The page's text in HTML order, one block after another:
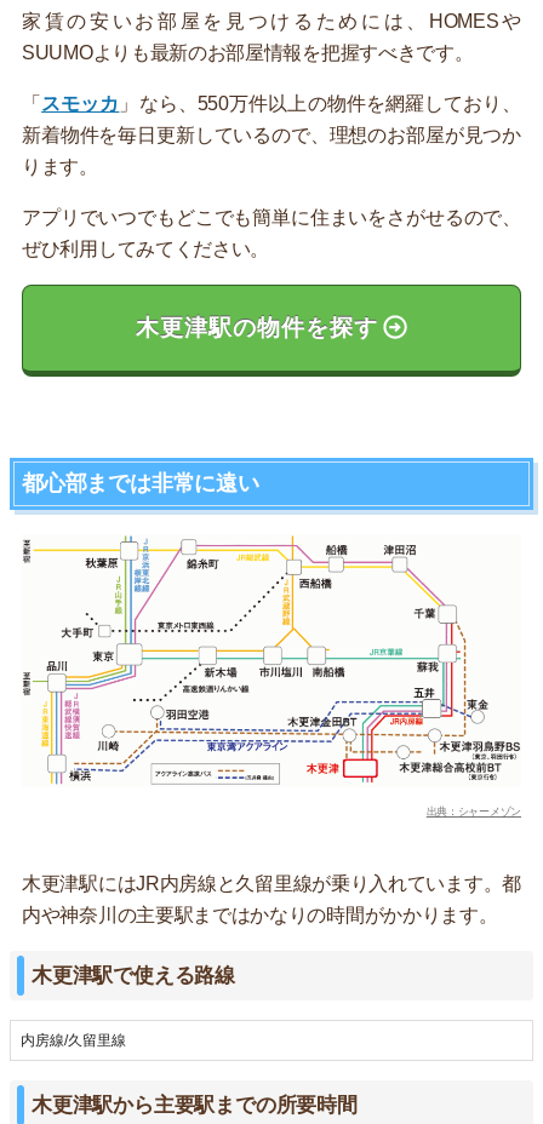
家賃の安いお部屋を見つけるためには、HOMESや
SUUMOよりも最新のお部屋情報を把握すべきです。
「 スモッカ 」なら、550万件以上の物件を網羅しており、
新着物件を毎日更新しているので、理想のお部屋が見つか
ります。
アプリでいつでもどこでも簡単に住まいをさがせるので、
ぜひ利用してみてください。
木更津駅の物件を探す
都心部までは非常に遠い
出典：シャーメゾン
木更津駅にはJR内房線と久留里線が乗り入れています。都
内や神奈川の主要駅まではかなりの時間がかかります。
木更津駅で使える路線
内房線/久留里線
木更津駅から主要駅までの所要時間